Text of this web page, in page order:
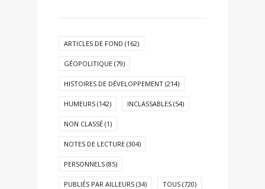
ARTICLES DE FOND (162)
GÉOPOLITIQUE (79)
HISTOIRES DE DÉVELOPPEMENT (214)
HUMEURS (142) INCLASSABLES (54)
NON CLASSÉ (1)
NOTES DE LECTURE (304)
PERSONNELS (85)
PUBLIÉS PAR AILLEURS (34) TOUS (720)